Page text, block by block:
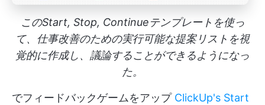
このStart, Stop, Continueテンプレートを使っ
て、仕事改善のための実行可能な提案リストを視
覚的に作成し、議論することができるようになっ
た。
でフィードバックゲームをアップ ClickUp's Start